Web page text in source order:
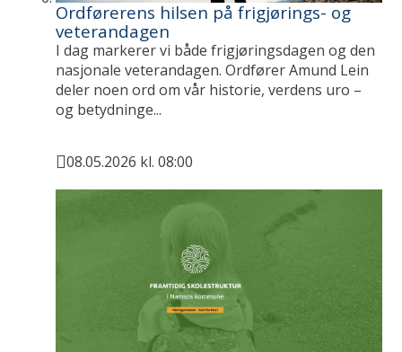
Ordførerens hilsen på frigjørings- og
veterandagen
I dag markerer vi både frigjøringsdagen og den
nasjonale veterandagen. Ordfører Amund Lein
deler noen ord om vår historie, verdens uro –
og betydninge...
Publisert
08.05.2026 kl. 08:00